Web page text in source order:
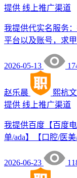
提供 线上推广渠道
我提供代实名服务
平台以及账号，求
2026-05-13
赵乐晨 熙杭
提供 线上推广渠道
我提供百度【百度
单/ada】【口腔/医美
2026-06-23